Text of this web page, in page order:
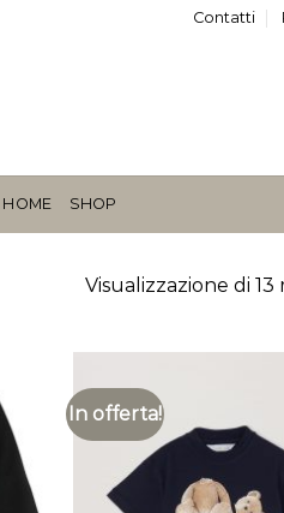
Contatti
HOME SHOP
Visualizzazione di 13
In offerta!